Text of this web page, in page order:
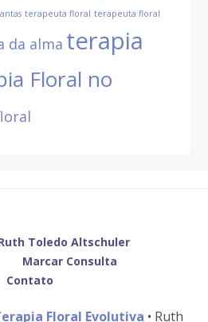
terapeuta floral terapeuta floral
da alma terapia
Floral no
Toledo Altschuler
Marcar Consulta
Contato
Floral Evolutiva • Ruth